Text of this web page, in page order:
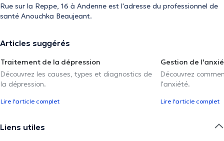
Rue sur la Reppe, 16 à Andenne est l'adresse du professionnel de
santé Anouchka Beaujeant.
Articles suggérés
Traitement de la dépression
Découvrez les causes, types et diagnostics de
la dépression.
Lire l'article complet
Gestion de
Découvrez
l'anxiété.
Lire l'article complet
Liens utiles